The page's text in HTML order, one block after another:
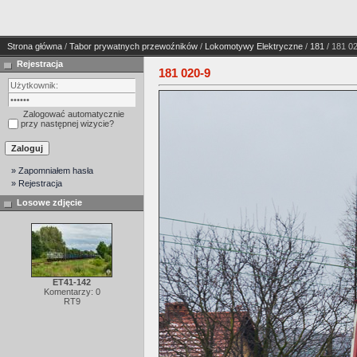
Strona główna / Tabor prywatnych przewoźników / Lokomotywy Elektryczne / 181 / 181
Rejestracja
Zalogować automatycznie
przy następnej wizycie?
» Zapomniałem hasła
» Rejestracja
Losowe zdjęcie
ET41-142
Komentarzy: 0
RT9
181 020-9